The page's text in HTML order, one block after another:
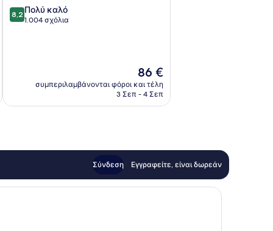
8.2
στα
8,2 Πολύ καλό
1.004 σχόλια
Η
τιμή
είναι
86 €
συμπεριλαμβάνονται φόροι και τέλη
3 Σεπ - 4 Σεπ
Σύνδεση Εγγραφείτε, είναι δωρεάν